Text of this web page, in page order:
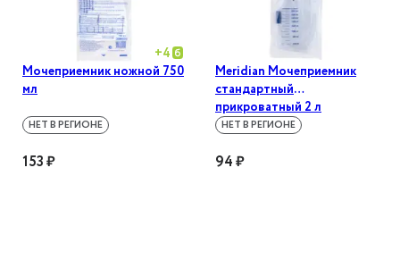
+4
Мочеприемник ножной 750
мл
НЕТ В РЕГИОНЕ
153 ₽
Meridian Мочеприемник
стандартный
прикроватный 2 л
НЕТ В РЕГИОНЕ
94 ₽